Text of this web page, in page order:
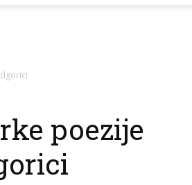
poezije